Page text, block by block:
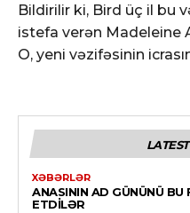
Bildirilir ki, Bird üç il bu
istefa verən Madeleine
O, yeni vəzifəsinin
XƏBƏRLƏR
ANASININ AD GÜNÜNÜ
ETDILƏR